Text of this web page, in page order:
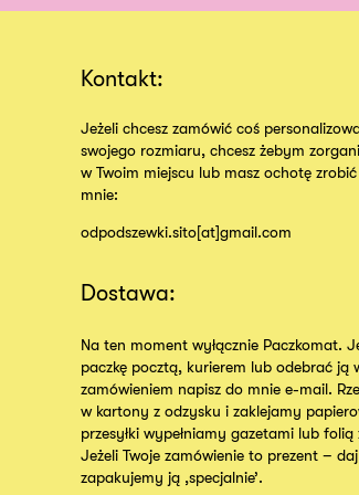
Kontakt:
Jeżeli chcesz zamówić coś
swojego rozmiaru, chcesz żebym
w Twoim miejscu lub masz ochotę
mnie:
odpodszewki.sito[at]gmail.com
Dostawa:
Na ten moment wyłącznie Paczkomat.
paczkę pocztą, kurierem lub odebrać ją
zamówieniem napisz do mnie e-mail.
w kartony z odzysku i zaklejamy
przesyłki wypełniamy gazetami lub
Jeżeli Twoje zamówienie to prezent –
zapakujemy ją ,specjalnie’.